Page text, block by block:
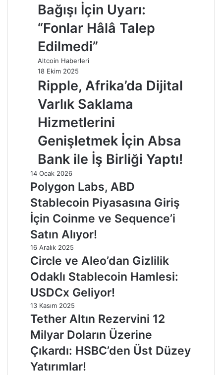
Bağışı İçin Uyarı:
“Fonlar Hâlâ Talep
Edilmedi”
Altcoin Haberleri
18 Ekim 2025
Ripple, Afrika’da Dijital
Varlık Saklama
Hizmetlerini
Genişletmek İçin Absa
Bank ile İş Birliği Yaptı!
14 Ocak 2026
Polygon Labs, ABD
Stablecoin Piyasasına Giriş
İçin Coinme ve Sequence’i
Satın Alıyor!
16 Aralık 2025
Circle ve Aleo’dan Gizlilik
Odaklı Stablecoin Hamlesi:
USDCx Geliyor!
13 Kasım 2025
Tether Altın Rezervini 12
Milyar Doların Üzerine
Çıkardı: HSBC’den Üst Düzey
Yatırımlar!